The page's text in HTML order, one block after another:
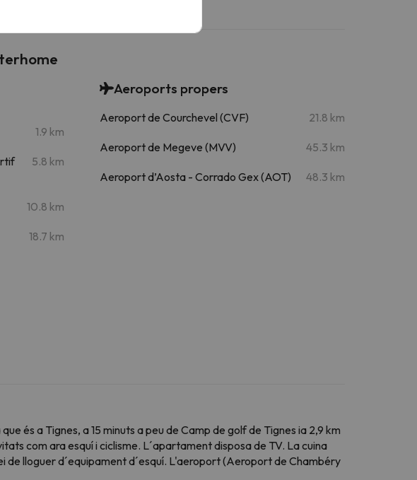
1.9 km
5.8 km
10.8 km
18.7 km
Aeroports propers
Aeroport de Courchevel (CVF) 21.8 km
Aeroport de Megeve (MVV) 45.3 km
Aeroport d’Aosta - Corrado Gex (AOT) 48.3 km
és a Tignes, a 15 minuts a peu de Camp de golf de Tignes ia 2,9 km
com ara esquí i ciclisme. L´apartament disposa de TV. La cuina
lloguer d´equipament d´esquí. L'aeroport (Aeroport de Chambéry